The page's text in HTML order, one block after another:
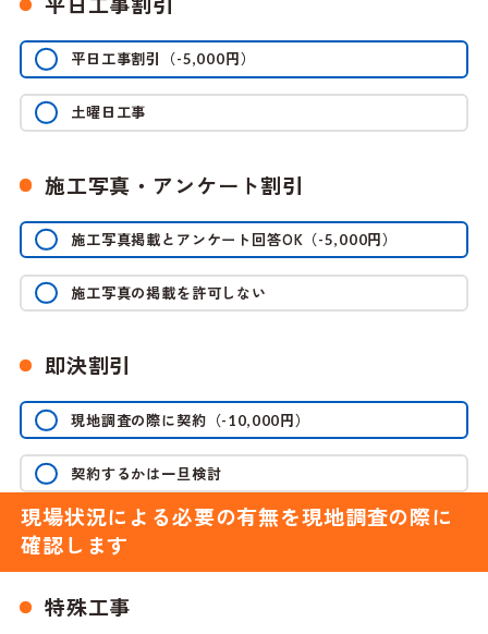
平日工事割引 （-5,000円）
土曜日工事
施工写真・アンケート割引
施工写真掲載とアンケート回答OK （-5,000円）
施工写真の掲載を許可しない
即決割引
現地調査の際に契約 （-10,000円）
契約するかは一旦検討
現場状況による必要の有無を現地調査の際に
確認します
特殊工事